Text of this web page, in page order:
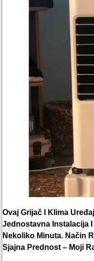
Ovaj Grijač I Klima
Jednostavna Instalacija
Nekoliko Minuta. Način
Sjajna Prednost – Moji